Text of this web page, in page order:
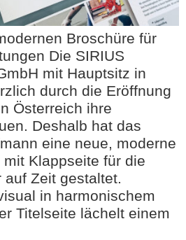
Broschüre für
Die SIRIUS
mit Hauptsitz in
durch die Eröffnung
Österreich ihre
Deshalb hat das
eine neue, moderne
Klappseite für die
auf Zeit gestaltet.
in harmonischem
Titelseite lächelt einem